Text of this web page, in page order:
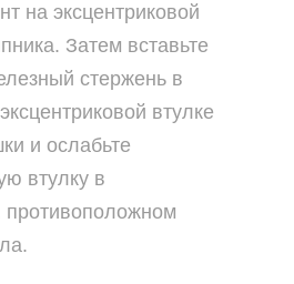
на эксцентриковой
Затем вставьте
стержень в
втулке
и ослабьте
втулку в
противоположном